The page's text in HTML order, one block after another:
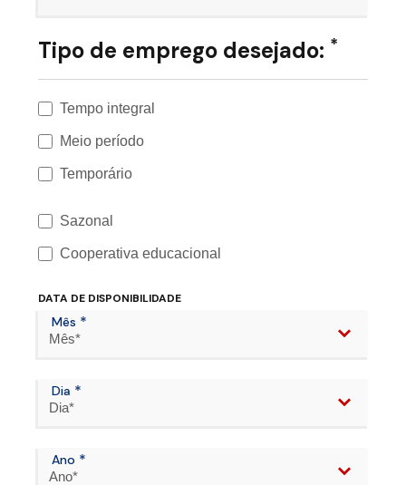
Tipo de emprego desejado: *
Tempo integral
Meio período
Temporário
Sazonal
Cooperativa educacional
DATA DE DISPONIBILIDADE
Mês*
Mês *
Dia*
Dia *
Ano*
Ano *